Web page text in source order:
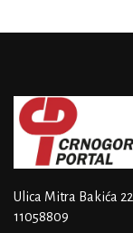
Ulica Mitra Bakića 22
11058809